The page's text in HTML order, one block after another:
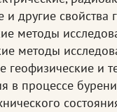
и другие
методы
методы
геофизические и
в процессе